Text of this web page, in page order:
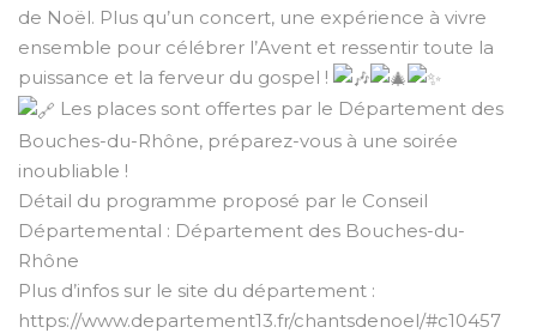
de Noël. Plus qu’un concert, une expérience à vivre
ensemble pour célébrer l’Avent et ressentir toute la
puissance et la ferveur du gospel !
Les places sont offertes par le Département des
Bouches-du-Rhône, préparez-vous à une soirée
inoubliable !
Détail du programme proposé par le Conseil
Départemental : Département des Bouches-du-
Rhône
Plus d’infos sur le site du département :
https://www.departement13.fr/chantsdenoel/#c10457